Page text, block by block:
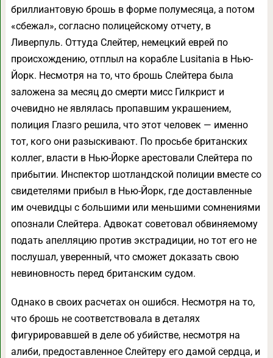
бриллиантовую брошь в форме полумесяца, а потом
«сбежал», согласно полицейскому отчету, в
Ливерпуль. Оттуда Слейтер, немецкий еврей по
происхождению, отплыл на корабле Lusitania в Нью-
Йорк. Несмотря на то, что брошь Слейтера была
заложена за месяц до смерти мисс Гилкрист и
очевидно не являлась пропавшим украшением,
полиция Глазго решила, что этот человек — именно
тот, кого они разыскивают. По просьбе британских
коллег, власти в Нью-Йорке арестовали Слейтера по
прибытии. Инспектор шотландской полиции вместе со
свидетелями прибыл в Нью-Йорк, где доставленные
им очевидцы с большими или меньшими сомнениями
опознали Слейтера. Адвокат советовал обвиняемому
подать апелляцию против экстрадиции, но тот его не
послушал, уверенный, что сможет доказать свою
невиновность перед британским судом.
Однако в своих расчетах он ошибся. Несмотря на то,
что брошь не соответствовала в деталях
фигурировавшей в деле об убийстве, несмотря на
алиби, предоставленное Слейтеру его дамой сердца, и